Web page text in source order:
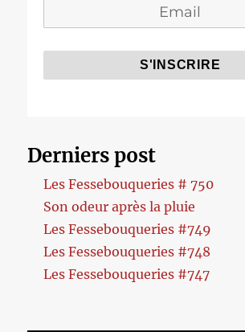
Derniers post
Les Fessebouqueries # 750
Son odeur après la pluie
Les Fessebouqueries #749
Les Fessebouqueries #748
Les Fessebouqueries #747